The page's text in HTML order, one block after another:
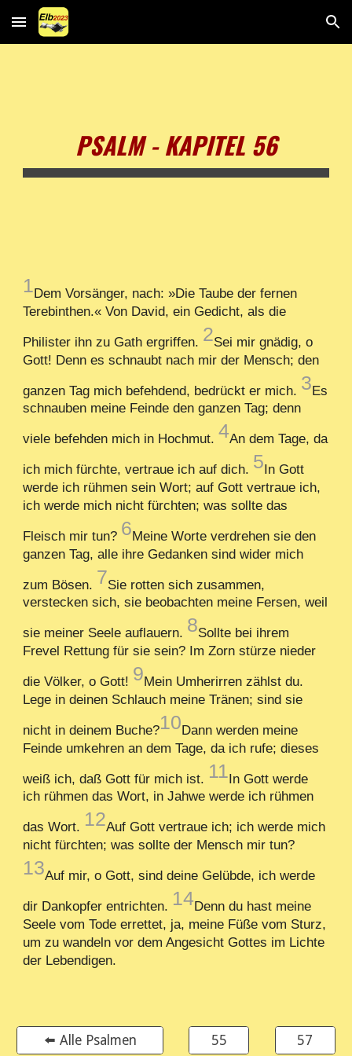
Skip to main content Skip to navigation
PSALM - KAPITEL 56
1Dem Vorsänger, nach: »Die Taube der fernen
Terebinthen.« Von David, ein Gedicht, als die
Philister ihn zu Gath ergriffen. 2Sei mir gnädig, o
Gott! Denn es schnaubt nach mir der Mensch; den
ganzen Tag mich befehdend, bedrückt er mich. 3Es
schnauben meine Feinde den ganzen Tag; denn
viele befehden mich in Hochmut.4An dem Tage, da
ich mich fürchte, vertraue ich auf dich. 5In Gott
werde ich rühmen sein Wort; auf Gott vertraue ich,
ich werde mich nicht fürchten; was sollte das
Fleisch mir tun? 6Meine Worte verdrehen sie den
ganzen Tag, alle ihre Gedanken sind wider mich
zum Bösen. 7Sie rotten sich zusammen,
verstecken sich, sie beobachten meine Fersen, weil
sie meiner Seele auflauern. 8Sollte bei ihrem
Frevel Rettung für sie sein? Im Zorn stürze nieder
die Völker, o Gott! 9Mein Umherirren zählst du.
Lege in deinen Schlauch meine Tränen; sind sie
nicht in deinem Buche?10Dann werden meine
Feinde umkehren an dem Tage, da ich rufe; dieses
weiß ich, daß Gott für mich ist. 11In Gott werde
ich rühmen das Wort, in Jahwe werde ich rühmen
das Wort. 12Auf Gott vertraue ich; ich werde mich
nicht fürchten; was sollte der Mensch mir tun?
13Auf mir, o Gott, sind deine Gelübde, ich werde
dir Dankopfer entrichten. 14Denn du hast meine
Seele vom Tode errettet, ja, meine Füße vom Sturz,
um zu wandeln vor dem Angesicht Gottes im Lichte
der Lebendigen.
⬅️ Alle Psalmen 55 57